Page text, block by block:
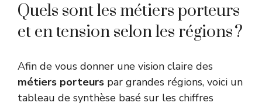
Quels sont les métiers porteurs
et en tension selon les régions ?
Afin de vous donner une vision claire des
métiers porteurs par grandes régions, voici un
tableau de synthèse basé sur les chiffres